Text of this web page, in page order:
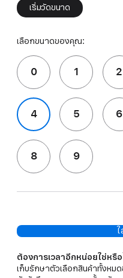
เริ่มวัดขนาด
เลือกขนาดของคุณ:
0 1 2
4 5 6
8 9
ต้องการเวลาอีกหน่อยใช่หรื
เก็บรักษาตัวเลือกสินค้าทั้งห